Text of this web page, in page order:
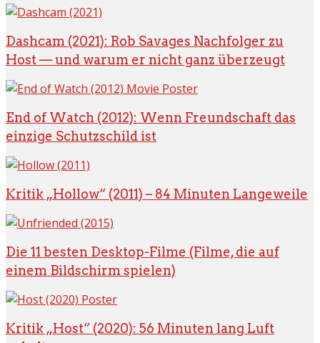
Dashcam (2021): Rob Savages Nachfolger zu
Host — und warum er nicht ganz überzeugt
End of Watch (2012): Wenn Freundschaft das
einzige Schutzschild ist
Kritik „Hollow“ (2011) – 84 Minuten Langeweile
Die 11 besten Desktop-Filme (Filme, die auf
einem Bildschirm spielen)
Kritik „Host“ (2020): 56 Minuten lang Luft